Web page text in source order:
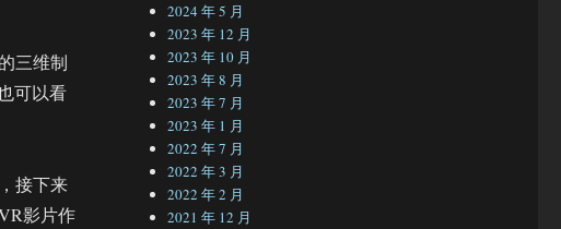
三维制
可以看
接下来
影片作
2024 年 5 月
2023 年 12 月
2023 年 10 月
2023 年 8 月
2023 年 7 月
2023 年 1 月
2022 年 7 月
2022 年 3 月
2022 年 2 月
2021 年 12 月